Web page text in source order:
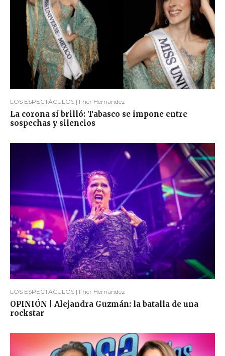
LOS ESPECTÁCULOS | Fher Hernández
La corona sí brilló: Tabasco se impone entre
sospechas y silencios
LOS ESPECTÁCULOS | Fher Hernández
OPINIÓN | Alejandra Guzmán: la batalla de una
rockstar